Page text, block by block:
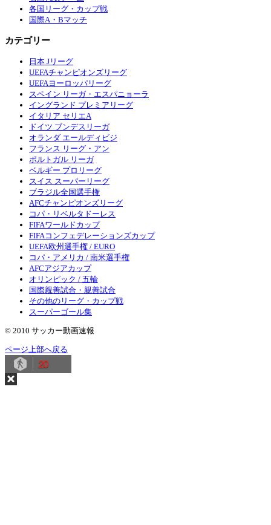
各国リーグ・カップ戦
国際A・Bマッチ
カテゴリー
日本 Jリーグ
UEFAチャンピオンズリーグ
UEFAヨーロッパリーグ
スペイン リーガ・エスパニョーラ
イングランド プレミアリーグ
イタリア セリエA
ドイツ ブンデスリーガ
オランダ エールディビジ
フランス リーグ・アン
ポルトガル リーガ
ベルギー プロリーグ
スイス スーパーリーグ
ブラジル全国選手権
AFCチャンピオンズリーグ
コパ・リベルタドーレス
FIFAワールドカップ
FIFAコンフェデレーションズカップ
UEFA欧州選手権 / EURO
コパ・アメリカ / 南米選手権
AFCアジアカップ
オリンピック / 五輪
国際親善試合・親善試合
その他のリーグ・カップ戦
スーパーゴール集
© 2010 サッカー動画速報
ページ上部へ戻る
20